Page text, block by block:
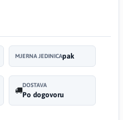
MJERNA JEDINICApak
DOSTAVA
Po dogovoru